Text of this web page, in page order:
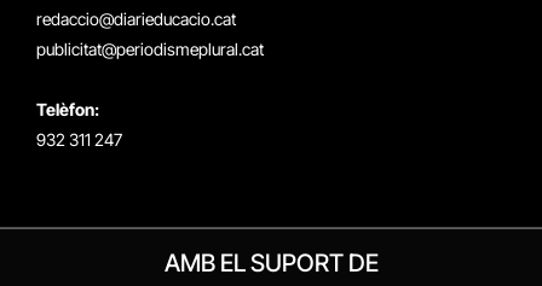
redaccio@diarieducacio.cat
publicitat@periodismeplural.cat
Telèfon:
932 311 247
AMB EL SUPORT DE